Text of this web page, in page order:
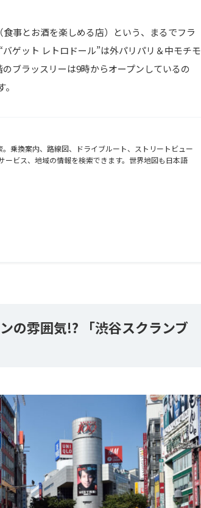
事とお酒を楽しめる店）という、まるでフラ
ゲット レトロドール”は外パリパリ＆中モチモ
ブラッスリーは9時からオープンしているの
乗換案内、路線図、ドライブルート、ストリートビュー
ービス、地域の情報を検索できます。世界地図も日本語
の雰囲気!? 「渋谷スクランブ